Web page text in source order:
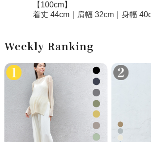
【100cm】
着丈 44cm｜肩幅 32cm｜身幅
Weekly Ranking